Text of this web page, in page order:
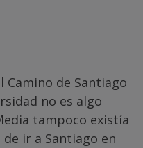
Camino de Santiago
no es algo
tampoco existía
ir a Santiago en